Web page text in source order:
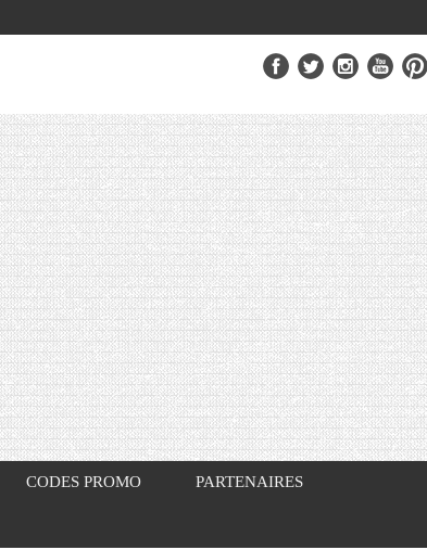
CODES PROMO PARTENAIRES